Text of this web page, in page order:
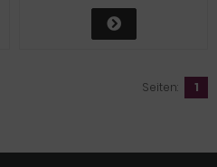
Seiten: 1